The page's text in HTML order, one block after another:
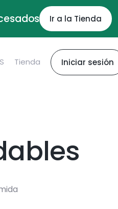
Ir a la Tienda
Tienda Iniciar sesión